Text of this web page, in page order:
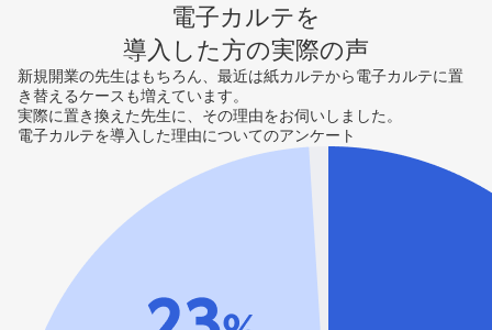
電子カルテを
導入した方の実際の声
新規開業の先生はもちろん、最近は紙カルテから電子カルテに置
き替えるケースも増えています。
実際に置き換えた先生に、その理由をお伺いしました。
電子カルテを導入した理由についてのアンケート